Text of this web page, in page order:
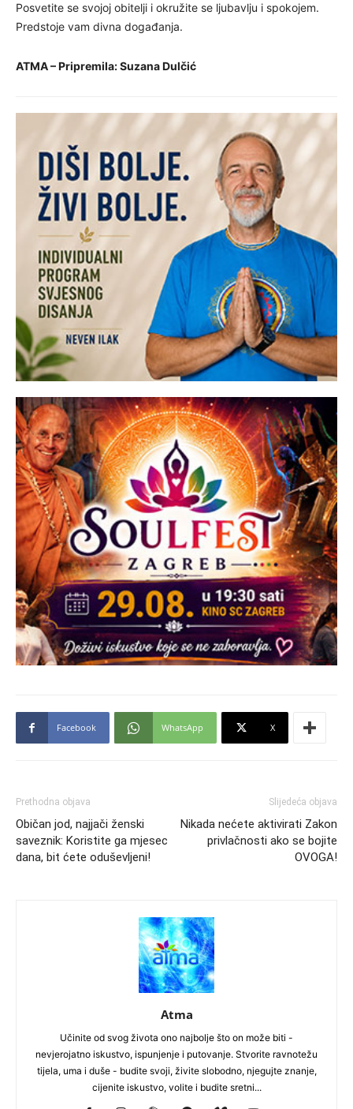
Posvetite se svojoj obitelji i okružite se ljubavlju i spokojem.
Predstoje vam divna događanja.
ATMA – Pripremila: Suzana Dulčić
Facebook WhatsApp X
Prethodna objava
Običan jod, najjači ženski
saveznik: Koristite ga mjesec
dana, bit ćete oduševljeni!
Slijedeća objava
Nikada nećete aktivirati Zakon
privlačnosti ako se bojite
OVOGA!
Atma
Učinite od svog života ono najbolje što on može biti -
nevjerojatno iskustvo, ispunjenje i putovanje. Stvorite ravnotežu
tijela, uma i duše - budite svoji, živite slobodno, njegujte znanje,
cijenite iskustvo, volite i budite sretni...